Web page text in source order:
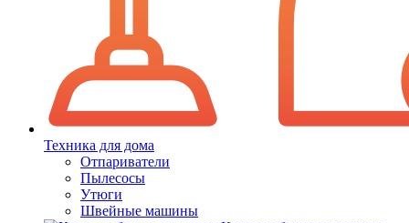
Техника для дома
Отпариватели
Пылесосы
Утюги
Швейные машины